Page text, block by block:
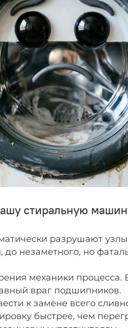
стиральную
разрушают
незаметного, но
механики процесса.
враг подшипников.
к замене всего
быстрее, чем